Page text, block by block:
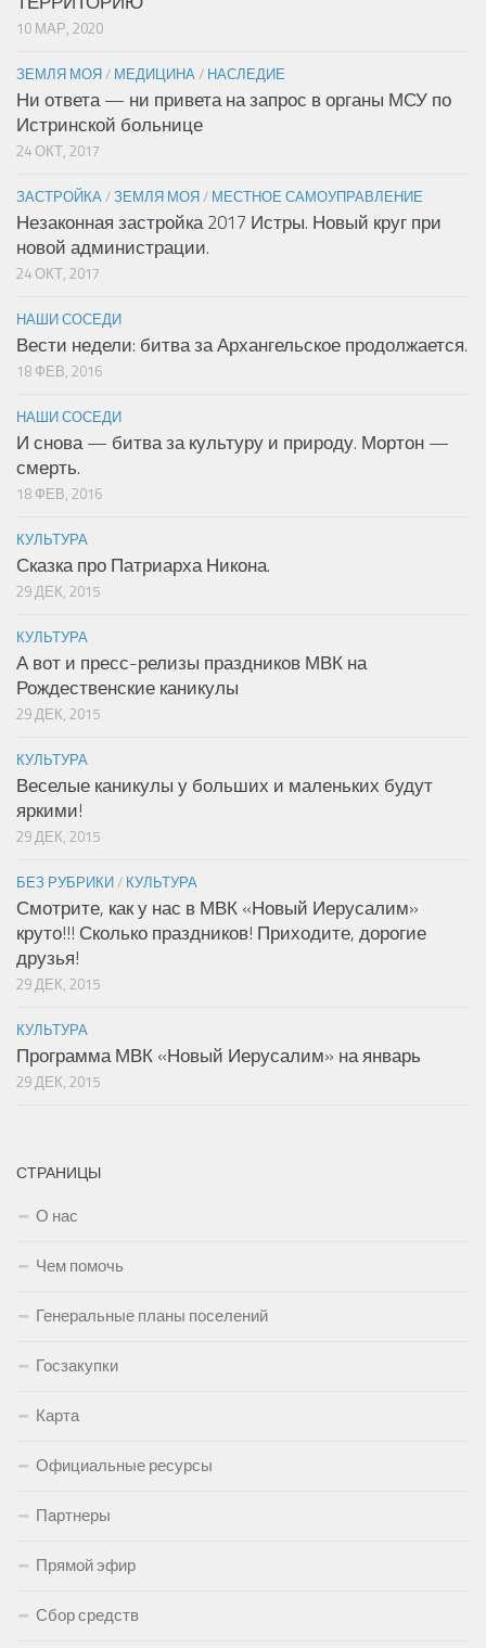
10 МАР, 2020
ЗЕМЛЯ МОЯ/ МЕДИЦИНА/ НАСЛЕДИЕ
Ни ответа — ни привета на запрос в органы МСУ по
Истринской больнице
24 ОКТ, 2017
ЗАСТРОЙКА/ЗЕМЛЯ МОЯ/ МЕСТНОЕ САМОУПРАВЛЕНИЕ
Незаконная застройка 2017 Истры. Новый круг при
новой администрации.
24 ОКТ, 2017
НАШИ СОСЕДИ
Вести недели: битва за Архангельское продолжается.
18 ФЕВ, 2016
НАШИ СОСЕДИ
И снова — битва за культуру и природу. Мортон —
смерть.
18 ФЕВ, 2016
КУЛЬТУРА
Сказка про Патриарха Никона.
29 ДЕК, 2015
КУЛЬТУРА
А вот и пресс-релизы праздников МВК на
Рождественские каникулы
29 ДЕК, 2015
КУЛЬТУРА
Веселые каникулы у больших и маленьких будут
яркими!
29 ДЕК, 2015
БЕЗ РУБРИКИ/ КУЛЬТУРА
Смотрите, как у нас в МВК «Новый Иерусалим»
круто!!! Сколько праздников! Приходите, дорогие
друзья!
29 ДЕК, 2015
КУЛЬТУРА
Программа МВК «Новый Иерусалим» на январь
29 ДЕК, 2015
СТРАНИЦЫ
О нас
Чем помочь
Генеральные планы поселений
Госзакупки
Карта
Официальные ресурсы
Партнеры
Прямой эфир
Сбор средств